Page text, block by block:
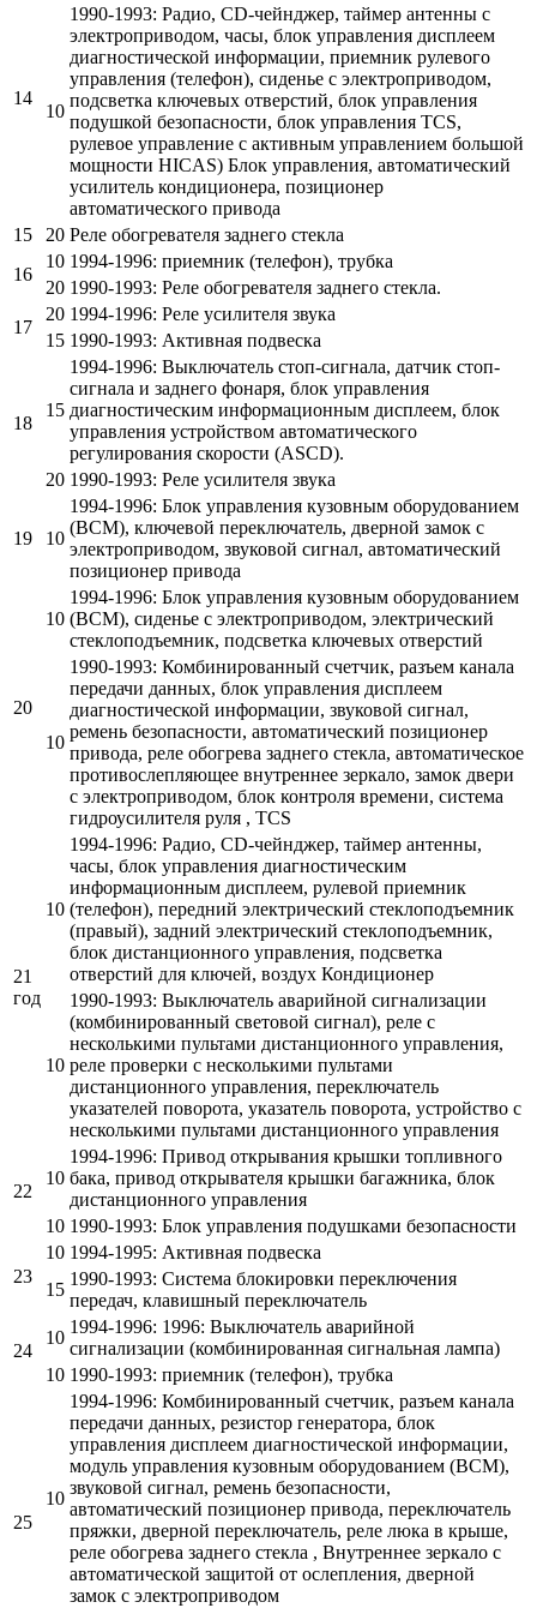
14
10
1990-1993: Радио, CD-чейнджер, таймер антенны с
электроприводом, часы, блок управления дисплеем
диагностической информации, приемник рулевого
управления (телефон), сиденье с электроприводом,
подсветка ключевых отверстий, блок управления
подушкой безопасности, блок управления TCS,
рулевое управление с активным управлением большой
мощности HICAS) Блок управления, автоматический
усилитель кондиционера, позиционер
автоматического привода
15
20 Реле обогревателя заднего стекла
16
10 1994-1996: приемник (телефон), трубка
20 1990-1993: Реле обогревателя заднего стекла.
17
20 1994-1996: Реле усилителя звука
15 1990-1993: Активная подвеска
18
15
1994-1996: Выключатель стоп-сигнала, датчик стоп-
сигнала и заднего фонаря, блок управления
диагностическим информационным дисплеем, блок
управления устройством автоматического
регулирования скорости (ASCD).
20 1990-1993: Реле усилителя звука
19 10
1994-1996: Блок управления кузовным оборудованием
(BCM), ключевой переключатель, дверной замок с
электроприводом, звуковой сигнал, автоматический
позиционер привода
20
10
1994-1996: Блок управления кузовным оборудованием
(BCM), сиденье с электроприводом, электрический
стеклоподъемник, подсветка ключевых отверстий
10
1990-1993: Комбинированный счетчик, разъем канала
передачи данных, блок управления дисплеем
диагностической информации, звуковой сигнал,
ремень безопасности, автоматический позиционер
привода, реле обогрева заднего стекла, автоматическое
противослепляющее внутреннее зеркало, замок двери
с электроприводом, блок контроля времени, система
гидроусилителя руля , TCS
21
год
10
1994-1996: Радио, CD-чейнджер, таймер антенны,
часы, блок управления диагностическим
информационным дисплеем, рулевой приемник
(телефон), передний электрический стеклоподъемник
(правый), задний электрический стеклоподъемник,
блок дистанционного управления, подсветка
отверстий для ключей, воздух Кондиционер
10
1990-1993: Выключатель аварийной сигнализации
(комбинированный световой сигнал), реле с
несколькими пультами дистанционного управления,
реле проверки с несколькими пультами
дистанционного управления, переключатель
указателей поворота, указатель поворота, устройство с
несколькими пультами дистанционного управления
22
10
1994-1996: Привод открывания крышки топливного
бака, привод открывателя крышки багажника, блок
дистанционного управления
10 1990-1993: Блок управления подушками безопасности
23
10 1994-1995: Активная подвеска
15
1990-1993: Система блокировки переключения
передач, клавишный переключатель
24
10
1994-1996: 1996: Выключатель аварийной
сигнализации (комбинированная сигнальная лампа)
10 1990-1993: приемник (телефон), трубка
25
10
1994-1996: Комбинированный счетчик, разъем канала
передачи данных, резистор генератора, блок
управления дисплеем диагностической информации,
модуль управления кузовным оборудованием (BCM),
звуковой сигнал, ремень безопасности,
автоматический позиционер привода, переключатель
пряжки, дверной переключатель, реле люка в крыше,
реле обогрева заднего стекла , Внутреннее зеркало с
автоматической защитой от ослепления, дверной
замок с электроприводом